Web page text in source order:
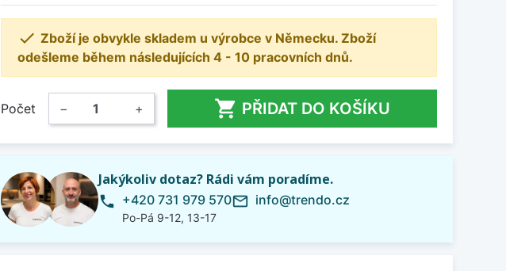
 Zboží je obvykle skladem u výrobce v Německu. Zboží
odešleme během následujících 4 - 10 pracovních dnů.
Počet − +  PŘIDAT DO KOŠÍKU
Jakýkoliv dotaz? Rádi vám poradíme.
phone +420 731 979 570
Po-Pá 9-12, 13-17
mail_outline info@trendo.cz